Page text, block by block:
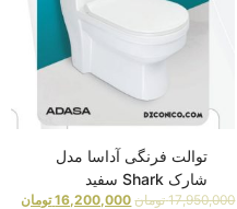
توالت فرنگی آداسا مدل
شارک Shark سفید
17,950,000 تومان 16,200,000 تومان